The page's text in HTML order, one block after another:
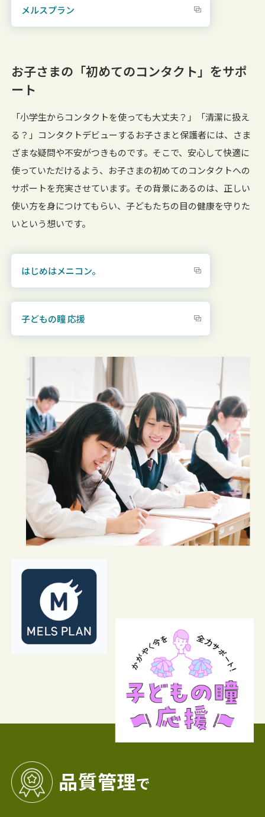
メルスプラン
お子さまの「初めてのコンタクト」をサポ
ート
「小学生からコンタクトを使っても大丈夫？」「清潔に扱え
る？」コンタクトデビューするお子さまと保護者には、さま
ざまな疑問や不安がつきものです。そこで、安心して快適に
使っていただけるよう、お子さまの初めてのコンタクトへの
サポートを充実させています。その背景にあるのは、正しい
使い方を身につけてもらい、子どもたちの目の健康を守りた
いという想いです。
はじめはメニコン。
子どもの瞳 応援
品質管理で